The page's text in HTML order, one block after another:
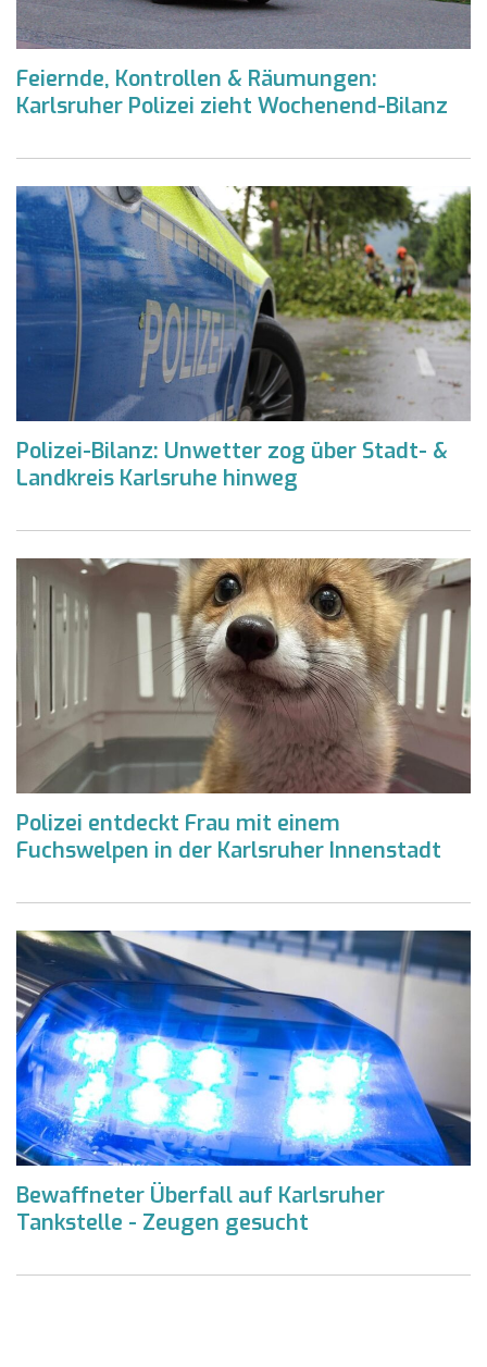
Feiernde, Kontrollen & Räumungen:
Karlsruher Polizei zieht Wochenend-Bilanz
Polizei-Bilanz: Unwetter zog über Stadt- &
Landkreis Karlsruhe hinweg
Polizei entdeckt Frau mit einem
Fuchswelpen in der Karlsruher Innenstadt
Bewaffneter Überfall auf Karlsruher
Tankstelle - Zeugen gesucht